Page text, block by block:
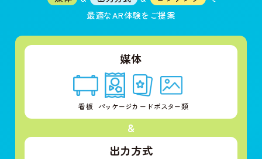
最適なAR体験をご提案
媒体
看板 パッケージカードポスター類
&
出力方式